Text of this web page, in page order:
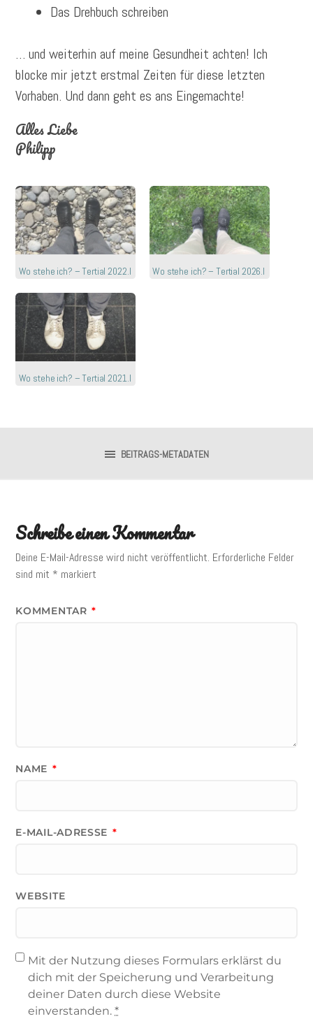
Das Drehbuch schreiben
… und weiterhin auf meine Gesundheit achten! Ich
blocke mir jetzt erstmal Zeiten für diese letzten
Vorhaben. Und dann geht es ans Eingemachte!
Alles Liebe
Philipp
Wo stehe ich? – Tertial 2022.I Wo stehe ich? – Tertial 2026.I
Wo stehe ich? – Tertial 2021.I
BEITRAGS-METADATEN
Schreibe einen Kommentar
Deine E-Mail-Adresse wird nicht veröffentlicht. Erforderliche Felder
sind mit * markiert
KOMMENTAR *
NAME *
E-MAIL-ADRESSE *
WEBSITE
Mit der Nutzung dieses Formulars erklärst du
dich mit der Speicherung und Verarbeitung
deiner Daten durch diese Website
einverstanden.*